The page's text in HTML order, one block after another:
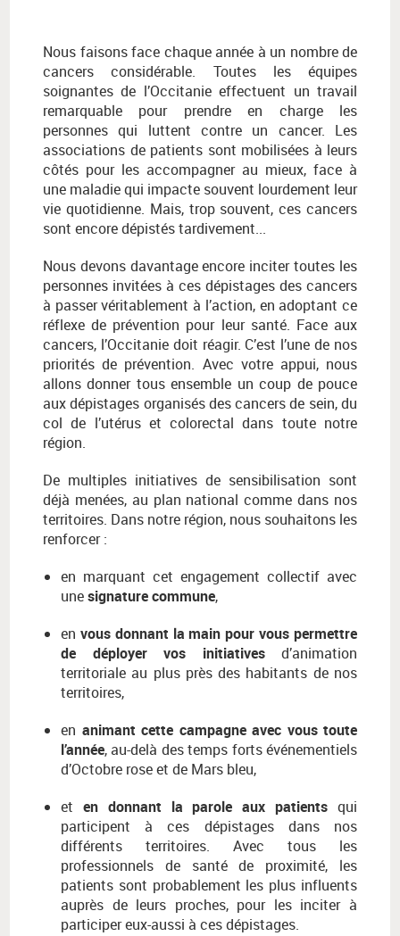
Nous faisons face chaque année à un nombre de
cancers considérable. Toutes les équipes
soignantes de l’Occitanie effectuent un travail
remarquable pour prendre en charge les
personnes qui luttent contre un cancer. Les
associations de patients sont mobilisées à leurs
côtés pour les accompagner au mieux, face à
une maladie qui impacte souvent lourdement leur
vie quotidienne. Mais, trop souvent, ces cancers
sont encore dépistés tardivement...
Nous devons davantage encore inciter toutes les
personnes invitées à ces dépistages des cancers
à passer véritablement à l’action, en adoptant ce
réflexe de prévention pour leur santé. Face aux
cancers, l’Occitanie doit réagir. C’est l’une de nos
priorités de prévention. Avec votre appui, nous
allons donner tous ensemble un coup de pouce
aux dépistages organisés des cancers de sein, du
col de l’utérus et colorectal dans toute notre
région.
De multiples initiatives de sensibilisation sont
déjà menées, au plan national comme dans nos
territoires. Dans notre région, nous souhaitons les
renforcer :
en marquant cet engagement collectif avec
unesignature commune,
en vous donnant la main pour vous permettre
de déployer vos initiativesd’animation
territoriale au plus près des habitants de nos
territoires,
en animant cette campagne avec vous toute
l’année, au-delà des temps forts événementiels
d’Octobre rose et de Mars bleu,
et en donnant la parole aux patients qui
participent à ces dépistages dans nos
différents territoires. Avec tous les
professionnels de santé de proximité, les
patients sont probablement les plus influents
auprès de leurs proches, pour les inciter à
participer eux-aussi à ces dépistages.